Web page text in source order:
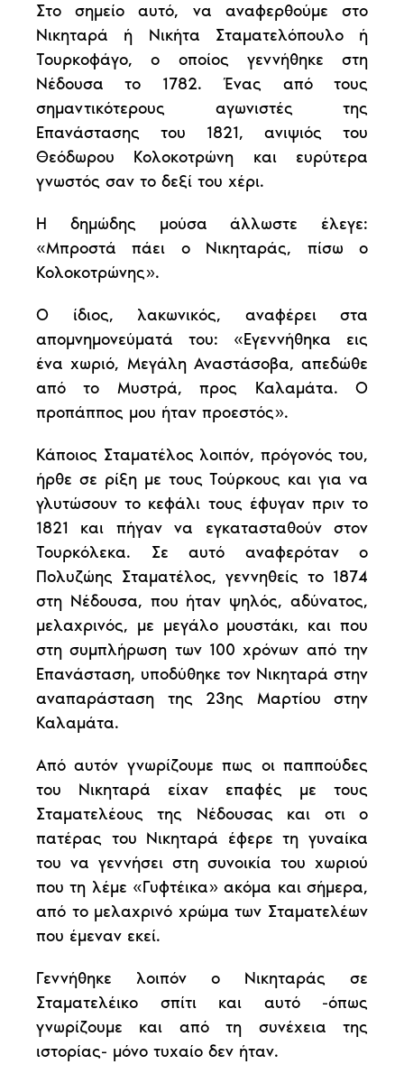
Στο σημείο αυτό, να αναφερθούμε στο
Νικηταρά ή Νικήτα Σταματελόπουλο ή
Τουρκοφάγο, ο οποίος γεννήθηκε στη
Νέδουσα το 1782. Ένας από τους
σημαντικότερους αγωνιστές της
Επανάστασης του 1821, ανιψιός του
Θεόδωρου Κολοκοτρώνη και ευρύτερα
γνωστός σαν το δεξί του χέρι.
Η δημώδης μούσα άλλωστε έλεγε:
«Μπροστά πάει ο Νικηταράς, πίσω ο
Κολοκοτρώνης».
O ίδιος, λακωνικός, αναφέρει στα
απομνημονεύματά του: «Εγεννήθηκα εις
ένα χωριό, Μεγάλη Αναστάσοβα, απεδώθε
από το Μυστρά, προς Καλαμάτα. Ο
προπάππος μου ήταν προεστός».
Κάποιος Σταματέλος λοιπόν, πρόγονός του,
ήρθε σε ρίξη με τους Τούρκους και για να
γλυτώσουν το κεφάλι τους έφυγαν πριν το
1821 και πήγαν να εγκατασταθούν στον
Τουρκόλεκα. Σε αυτό αναφερόταν ο
Πολυζώης Σταματέλος, γεννηθείς το 1874
στη Νέδουσα, που ήταν ψηλός, αδύνατος,
μελαχρινός, με μεγάλο μουστάκι, και που
στη συμπλήρωση των 100 χρόνων από την
Επανάσταση, υποδύθηκε τον Νικηταρά στην
αναπαράσταση της 23ης Μαρτίου στην
Καλαμάτα.
Από αυτόν γνωρίζουμε πως οι παππούδες
του Νικηταρά είχαν επαφές με τους
Σταματελέους της Νέδουσας και οτι ο
πατέρας του Νικηταρά έφερε τη γυναίκα
του να γεννήσει στη συνοικία του χωριού
που τη λέμε «Γυφτέικα» ακόμα και σήμερα,
από το μελαχρινό χρώμα των Σταματελέων
που έμεναν εκεί.
Γεννήθηκε λοιπόν ο Νικηταράς σε
Σταματελέικο σπίτι και αυτό -όπως
γνωρίζουμε και από τη συνέχεια της
ιστορίας- μόνο τυχαίο δεν ήταν.